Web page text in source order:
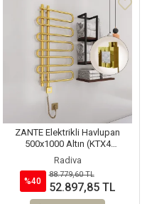
ZANTE Elektrikli Havlupan
500x1000 Altın (KTX4
Termostat) 200W Spiral Kablolu
Radiva
%40
88.779,60 TL
52.897,85 TL